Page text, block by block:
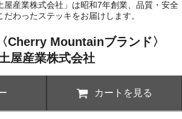
屋産業株式会社」は昭和7年創業、品質・安全
わったステッキをお届けします。
Cherry Mountainブランド〉
屋産業株式会社
カートを見る